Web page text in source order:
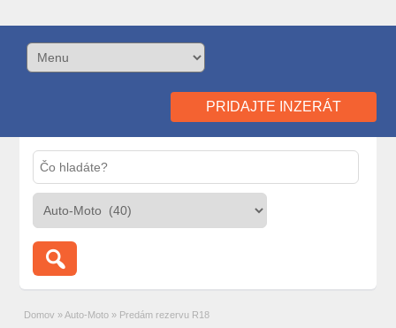
PRIDAJTE INZERÁT
Domov » Auto-Moto » Predám rezervu R18